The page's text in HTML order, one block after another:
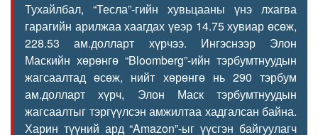
Тухайлбал, “Тесла”-гийн хувьцааны үнэ лхагва
гарагийн арилжаа хаагдах үеэр 14.75 хувиар өсөж,
228.53 ам.долларт хүрчээ. Ингэснээр Элон
Маскийн хөрөнгө “Bloomberg”-ийн тэрбумтнуудын
жагсаалтад өсөж, нийт хөрөнгө нь 290 тэрбум
ам.долларт хүрч, Элон Маск тэрбумтнуудын
жагсаалтыг тэргүүлсэн амжилтаа хадгалсан байна.
Харин түүний ард “Amazon”-ыг үүсгэн байгуулагч